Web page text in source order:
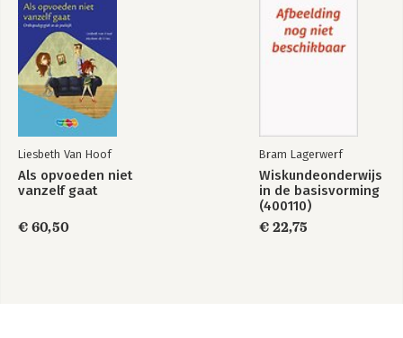
Liesbeth Van Hoof
Als opvoeden niet
vanzelf gaat
€ 60,50
Bram Lagerwerf
Wiskundeonderwijs
in de basisvorming
(400110)
€ 22,75